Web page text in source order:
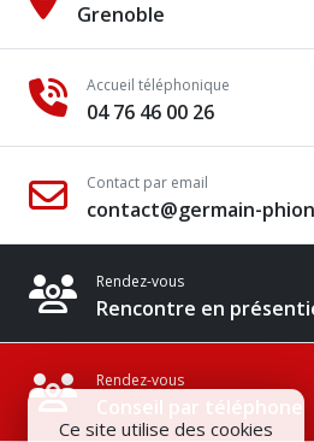
Grenoble
Accueil téléphonique
04 76 46 00 26
Contact par email
contact@germain-
Rendez-vous
Rencontre en
Rendez-vous
Conseil par téléphone
Ce site utilise des cookies